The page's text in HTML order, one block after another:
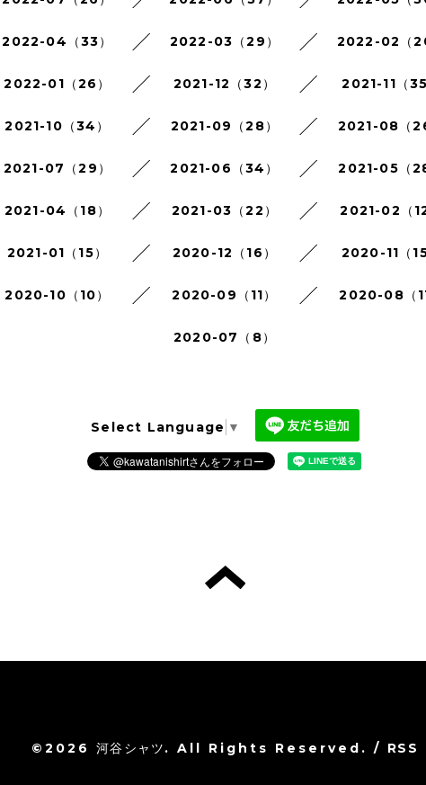
2022-04（33） 2022-03（29） 2022-02（
2022-01（26） 2021-12（32） 2021-11（35
2021-10（34） 2021-09（28） 2021-08（26
2021-07（29） 2021-06（34） 2021-05（28
2021-04（18） 2021-03（22） 2021-02（12
2021-01（15） 2020-12（16） 2020-11（15
2020-10（10） 2020-09（11） 2020-08（11
2020-07（8）
Select Language ▼
©2026河谷シャツ. All Rights Reserved. / RSS